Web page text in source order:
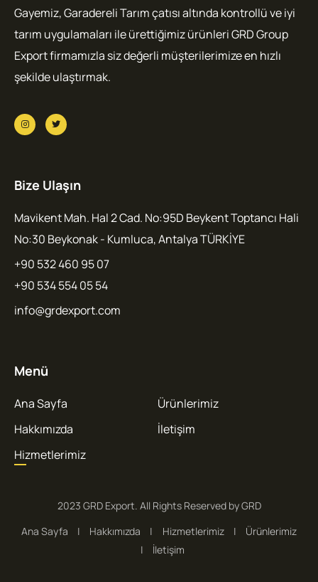
Gayemiz, Garadereli Tarım çatısı altında kontrollü ve iyi
tarım uygulamaları ile ürettiğimiz ürünleri GRD Group
Export firmamızla siz değerli müşterilerimize en hızlı
şekilde ulaştırmak.
Bize Ulaşın
Mavikent Mah. Hal 2 Cad. No:95D Beykent Toptancı Hali
No:30 Beykonak - Kumluca, Antalya TÜRKİYE
+90 532 460 95 07
+90 534 554 05 54
info@grdexport.com
Menü
Ana Sayfa
Hakkımızda
Hizmetlerimiz
Ürünlerimiz
İletişim
2023 GRD Export. All Rights Reserved by GRD
Ana Sayfa
Hakkımızda Hizmetlerimiz
Ürünlerimiz
İletişim